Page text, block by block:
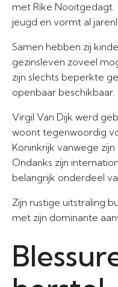
met Rike Nooitgedagt.
jeugd en vormt al
Samen hebben zij
gezinsleven zoveel
zijn slechts beperkte
openbaar beschikbaar.
Virgil Van Dijk werd
woont tegenwoordig
Koninkrijk vanwege
Ondanks zijn
belangrijk onderdeel
Zijn rustige uitstraling
met zijn dominante